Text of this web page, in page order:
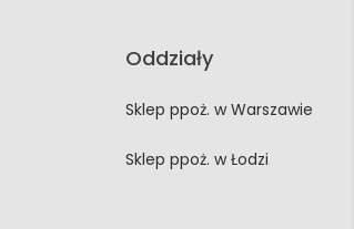
Oddziały
Sklep ppoż. w Warszawie
Sklep ppoż. w Łodzi